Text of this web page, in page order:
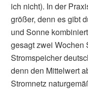
ich nicht). In der
größer, denn es gibt
und Sonne
gesagt zwei Wochen
Stromspeicher
denn den Mittelwert
Stromnetz